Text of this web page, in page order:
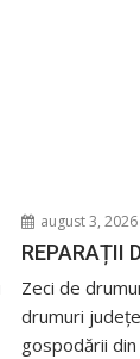
august 3, 2026
REPARAȚII
Zeci de
drumuri
gospodării